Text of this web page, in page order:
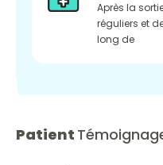
Après la
réguliers et
long de
Patient